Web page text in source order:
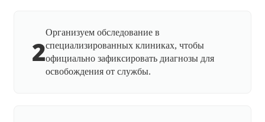
2
Организуем обследование в
специализированных клиниках, чтобы
официально зафиксировать диагнозы для
освобождения от службы.